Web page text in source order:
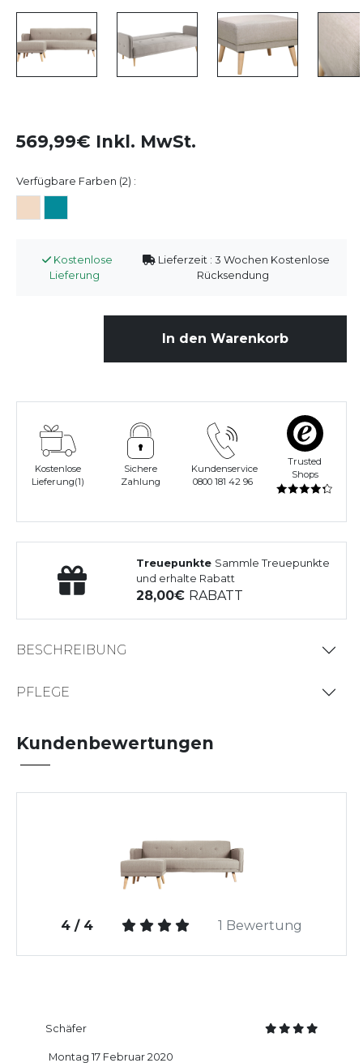
569,99€ Inkl. MwSt.
Verfügbare Farben (2) :
Kostenlose
Lieferung
Lieferzeit : 3 Wochen Kostenlose
Rücksendung
In den Warenkorb
Kostenlose
Lieferung(1)
Sichere
Zahlung
Kundenservice
0800 181 42 96
Trusted
Shops
Treuepunkte Sammle Treuepunkte
und erhalte Rabatt
28,00 RABATT
BESCHREIBUNG
PFLEGE
Kundenbewertungen
4 / 4 1 Bewertung
Schäfer
Montag 17 Februar 2020